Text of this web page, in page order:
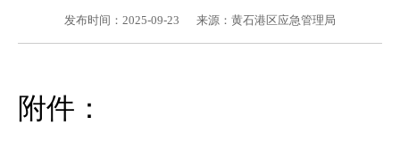
发布时间：2025-09-23 来源：黄石港区应急管理局
附件：